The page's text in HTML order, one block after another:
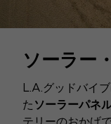
ソーラー
L.A.グッドバイ
た ソーラーパネ